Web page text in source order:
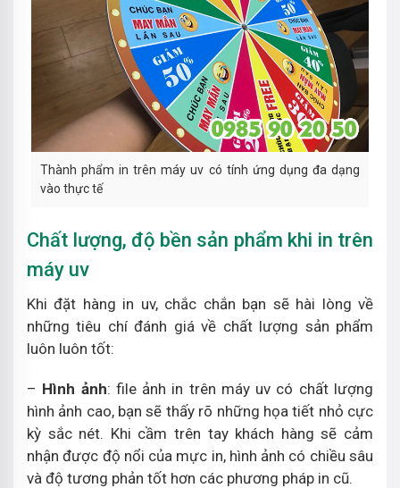
Thành phẩm in trên máy uv có tính ứng dụng đa dạng
vào thực tế
Chất lượng, độ bền sản phẩm khi in trên
máy uv
Khi đặt hàng in uv, chắc chắn bạn sẽ hài lòng về
những tiêu chí đánh giá về chất lượng sản phẩm
luôn luôn tốt:
– Hình ảnh: file ảnh in trên máy uv có chất lượng
hình ảnh cao, bạn sẽ thấy rõ những họa tiết nhỏ cực
kỳ sắc nét. Khi cầm trên tay khách hàng sẽ cảm
nhận được độ nổi của mực in, hình ảnh có chiều sâu
và độ tương phản tốt hơn các phương pháp in cũ.